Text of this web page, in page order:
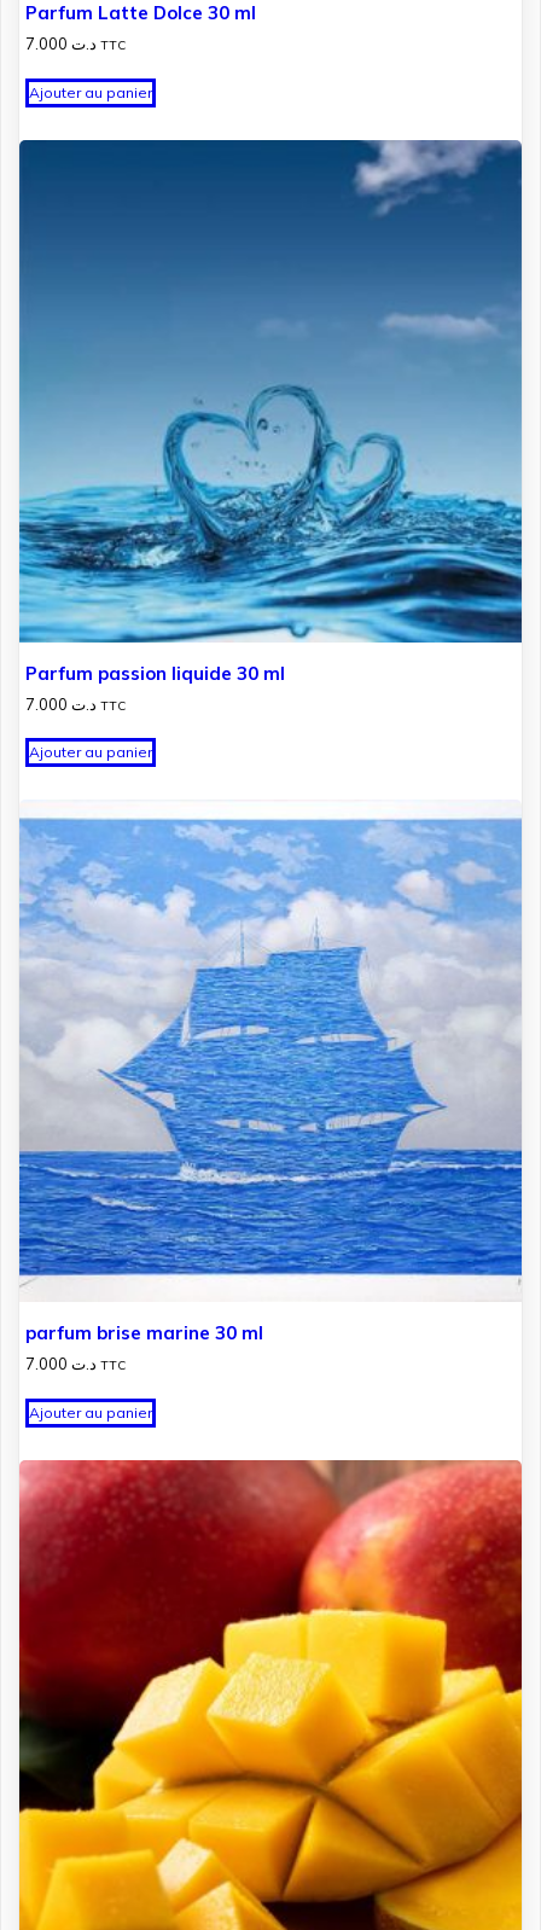
Parfum Latte Dolce 30 ml
د.ت TTC
Ajouter au panier
Parfum passion liquide 30 ml
د.ت TTC
Ajouter au panier
parfum brise marine 30 ml
د.ت TTC
Ajouter au panier